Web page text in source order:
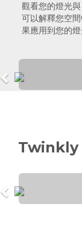
觀看您的燈光
可以解釋您空
果應用到您的
Twinkly